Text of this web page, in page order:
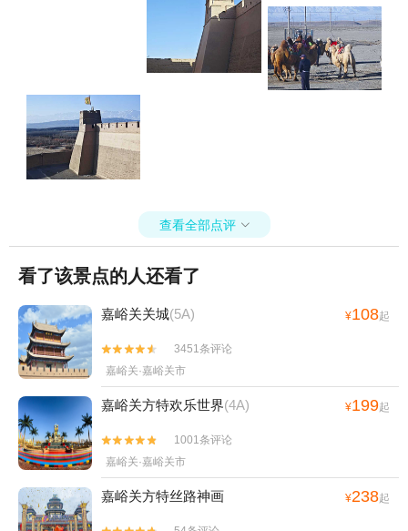
查看全部点评 
看了该景点的人还看了
嘉峪关关城(5A) ¥108起


3451条评论
嘉峪关·嘉峪关市
嘉峪关方特欢乐世界(4A) ¥199起


1001条评论
嘉峪关·嘉峪关市
嘉峪关方特丝路神画 ¥238起